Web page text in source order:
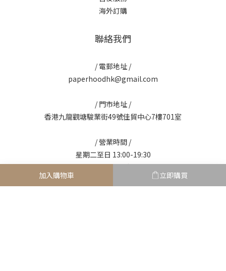
加入購物車 立即購買
海外訂購
聯絡我們
/ 電郵地址 /
paperhoodhk@gmail.com
/ 門市地址 /
香港九龍觀塘駿業街49號佳貿中心7樓701室
/ 營業時間 /
星期二至日 13:00-19:30
星期一 休息